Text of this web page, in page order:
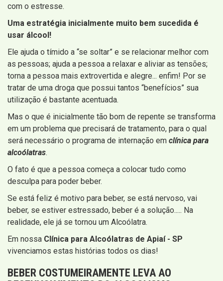
com o estresse.
Uma estratégia inicialmente muito bem sucedida é
usar álcool!
Ele ajuda o tímido a “se soltar” e se relacionar melhor com
as pessoas; ajuda a pessoa a relaxar e aliviar as tensões;
torna a pessoa mais extrovertida e alegre... enfim! Por se
tratar de uma droga que possui tantos “benefícios” sua
utilização é bastante acentuada.
Mas o que é inicialmente tão bom de repente se transforma
em um problema que precisará de tratamento, para o qual
será necessário o programa de internação em clínica para
alcoólatras.
O fato é que a pessoa começa a colocar tudo como
desculpa para poder beber.
Se está feliz é motivo para beber, se está nervoso, vai
beber, se estiver estressado, beber é a solução..... Na
realidade, ele já se tornou um Alcoólatra.
Em nossa Clínica para Alcoólatras de Apiaí - SP
vivenciamos estas histórias todos os dias!
BEBER COSTUMEIRAMENTE LEVA AO